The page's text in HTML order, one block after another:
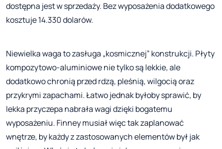
dostępna jest w sprzedaży. Bez wyposażenia dodatkowego
kosztuje 14.330 dolarów.
Niewielka waga to zasługa „kosmicznej” konstrukcji. Płyty
kompozytowo-aluminiowe nie tylko są lekkie, ale
dodatkowo chronią przed rdzą, pleśnią, wilgocią oraz
przykrymi zapachami. Łatwo jednak byłoby sprawić, by
lekka przyczepa nabrała wagi dzięki bogatemu
wyposażeniu. Finney musiał więc tak zaplanować
wnętrze, by każdy z zastosowanych elementów był jak